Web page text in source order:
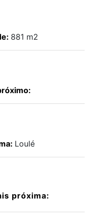
881 m2
Loulé
próxima: